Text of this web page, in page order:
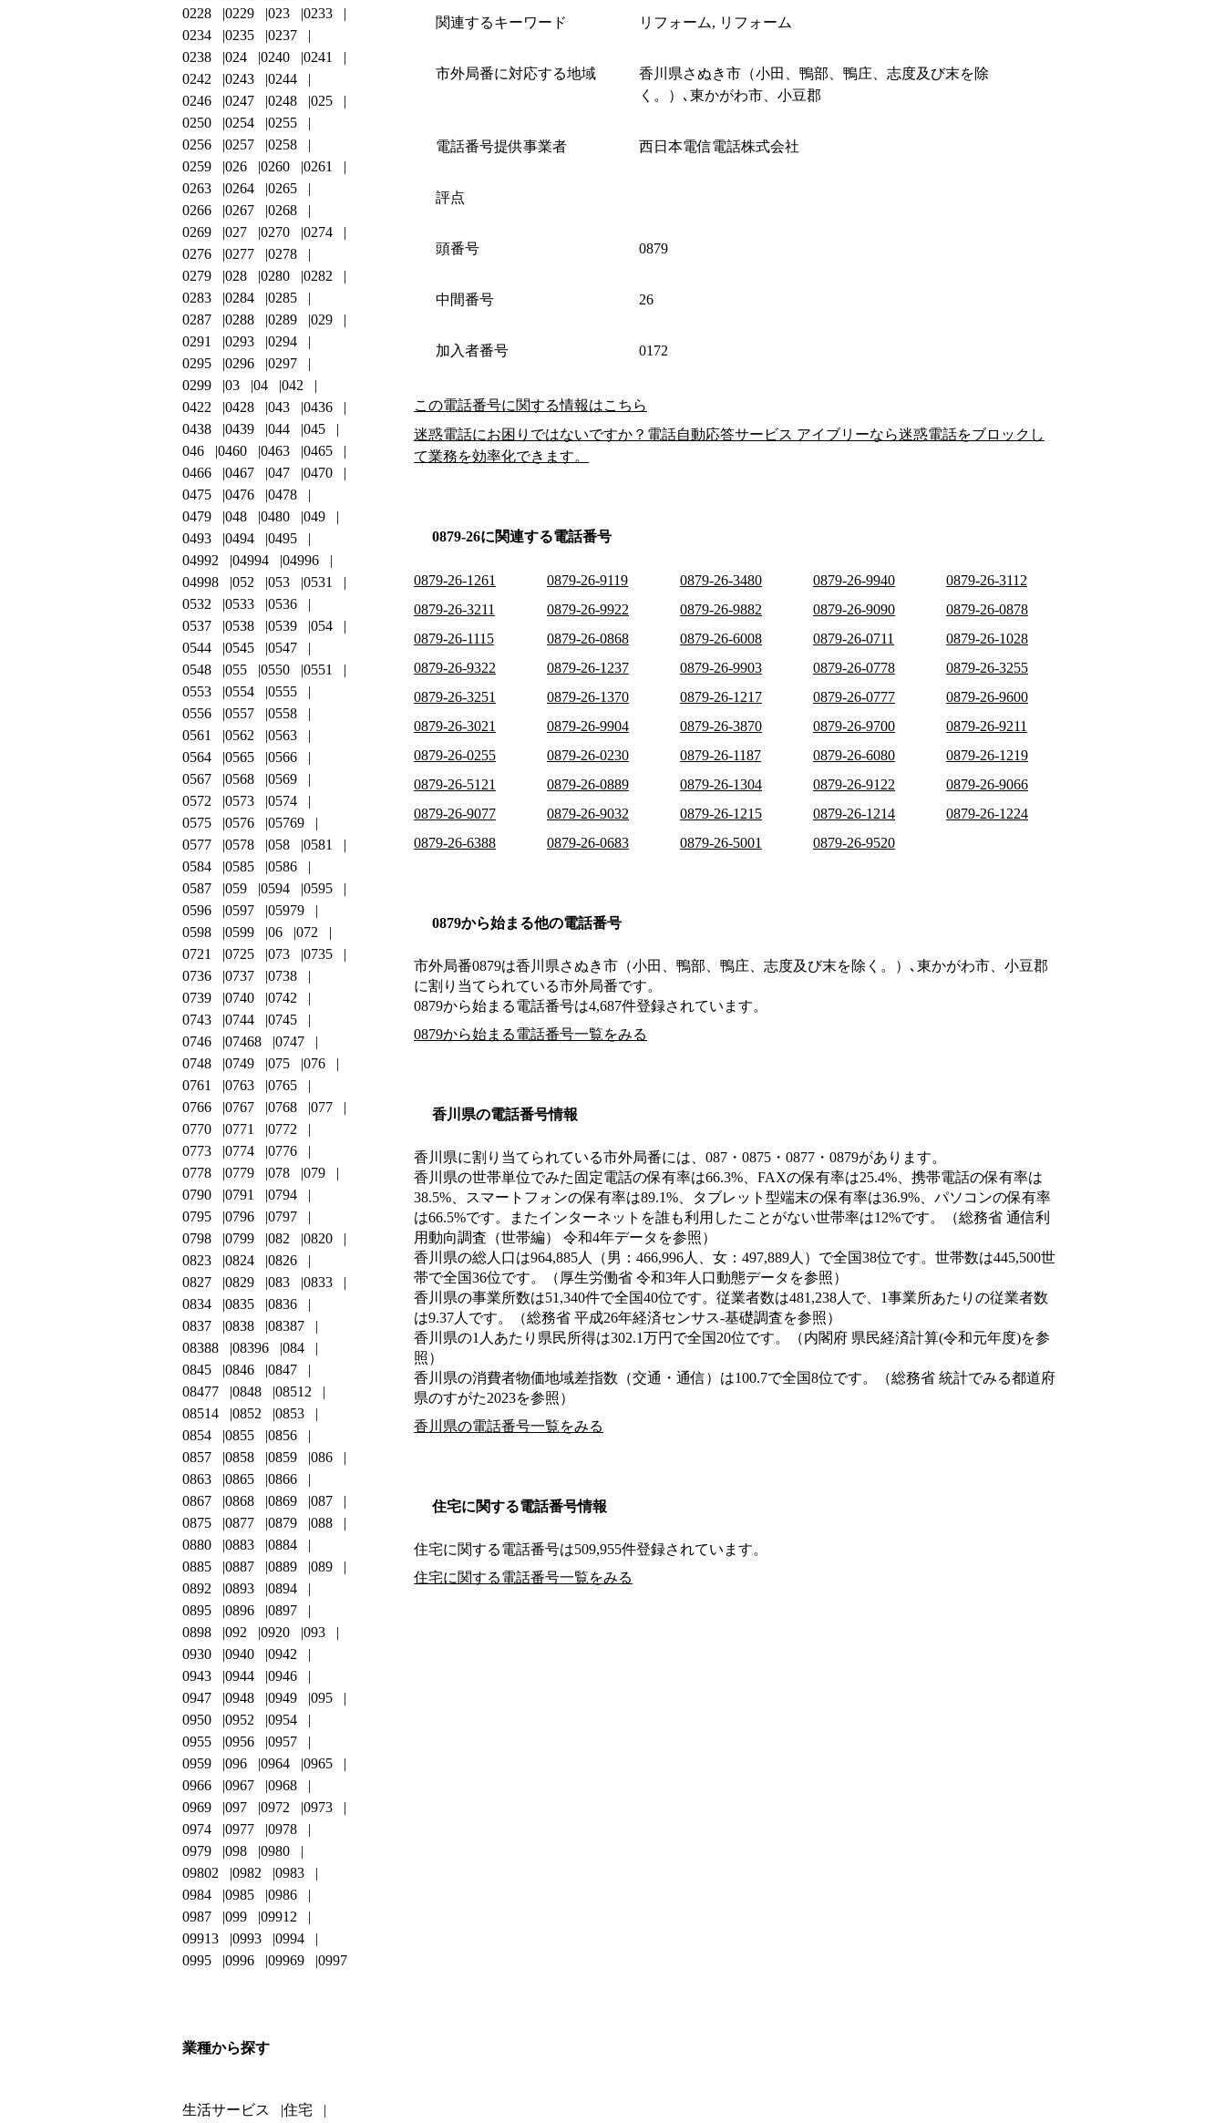
関連するキーワード リフォーム, リフォーム
市外局番に対応する地域
香川県さぬき市（小田、鴨部、鴨庄、志度及び末を除
く。）､東かがわ市、小豆郡
電話番号提供事業者 西日本電信電話株式会社
評点
頭番号 0879
中間番号 26
加入者番号 0172
この電話番号に関する情報はこちら
迷惑電話にお困りではないですか？電話自動応答サービス アイブリーなら迷惑電話をブロックし
て業務を効率化できます。
0879-26に関連する電話番号
0879-26-1261 0879-26-9119 0879-26-3480 0879-26-9940
0879-26-3112
0879-26-3211
0879-26-9922 0879-26-9882 0879-26-9090
0879-26-0878
0879-26-1115
0879-26-0868 0879-26-6008 0879-26-0711
0879-26-1028
0879-26-9322
0879-26-1237 0879-26-9903 0879-26-0778
0879-26-3255
0879-26-3251
0879-26-1370 0879-26-1217 0879-26-0777
0879-26-9600
0879-26-3021
0879-26-9904 0879-26-3870 0879-26-9700
0879-26-9211
0879-26-0255
0879-26-0230 0879-26-1187 0879-26-6080
0879-26-1219
0879-26-5121
0879-26-0889 0879-26-1304 0879-26-9122
0879-26-9066
0879-26-9077
0879-26-9032 0879-26-1215 0879-26-1214
0879-26-1224
0879-26-6388
0879-26-0683 0879-26-5001 0879-26-9520
0879から始まる他の電話番号
市外局番0879は香川県さぬき市（小田、鴨部、鴨庄、志度及び末を除く。）､東かがわ市、小豆郡
に割り当てられている市外局番です。
0879から始まる電話番号は4,687件登録されています。
0879から始まる電話番号一覧をみる
香川県の電話番号情報
香川県に割り当てられている市外局番には、087・0875・0877・0879があります。
香川県の世帯単位でみた固定電話の保有率は66.3%、FAXの保有率は25.4%、携帯電話の保有率は
38.5%、スマートフォンの保有率は89.1%、タブレット型端末の保有率は36.9%、パソコンの保有率
は66.5%です。またインターネットを誰も利用したことがない世帯率は12%です。（総務省 通信利
用動向調査（世帯編） 令和4年データを参照）
香川県の総人口は964,885人（男：466,996人、女：497,889人）で全国38位です。世帯数は445,500世
帯で全国36位です。（厚生労働省 令和3年人口動態データを参照）
香川県の事業所数は51,340件で全国40位です。従業者数は481,238人で、1事業所あたりの従業者数
は9.37人です。（総務省 平成26年経済センサス‐基礎調査を参照）
香川県の1人あたり県民所得は302.1万円で全国20位です。（内閣府 県民経済計算(令和元年度)を参
照）
香川県の消費者物価地域差指数（交通・通信）は100.7で全国8位です。（総務省 統計でみる都道府
県のすがた2023を参照）
香川県の電話番号一覧をみる
住宅に関する電話番号情報
住宅に関する電話番号は509,955件登録されています。
住宅に関する電話番号一覧をみる
0228
0229 023
0233
0234
0235
0237
0238
024 0240
0241
0242
0243
0244
0246
0247 0248
025
0250
0254
0255
0256
0257
0258
0259
026 0260
0261
0263
0264
0265
0266
0267
0268
0269
027 0270
0274
0276
0277
0278
0279
028 0280
0282
0283
0284
0285
0287
0288 0289
029
0291
0293
0294
0295
0296
0297
0299
03 04
042
0422
0428 043
0436
0438
0439 044
045
046
0460 0463
0465
0466
0467 047
0470
0475
0476
0478
0479
048 0480
049
0493
0494
0495
04992
04994
04996
04998
052 053
0531
0532
0533
0536
0537
0538 0539
054
0544
0545
0547
0548
055 0550
0551
0553
0554
0555
0556
0557
0558
0561
0562
0563
0564
0565
0566
0567
0568
0569
0572
0573
0574
0575
0576
05769
0577
0578 058
0581
0584
0585
0586
0587
059 0594
0595
0596
0597
05979
0598
0599 06
072
0721
0725 073
0735
0736
0737
0738
0739
0740
0742
0743
0744
0745
0746
07468
0747
0748
0749 075
076
0761
0763
0765
0766
0767 0768
077
0770
0771
0772
0773
0774
0776
0778
0779 078
079
0790
0791
0794
0795
0796
0797
0798
0799 082
0820
0823
0824
0826
0827
0829 083
0833
0834
0835
0836
0837
0838
08387
08388
08396
084
0845
0846
0847
08477
0848
08512
08514
0852
0853
0854
0855
0856
0857
0858 0859
086
0863
0865
0866
0867
0868 0869
087
0875
0877 0879
088
0880
0883
0884
0885
0887 0889
089
0892
0893
0894
0895
0896
0897
0898
092 0920
093
0930
0940
0942
0943
0944
0946
0947
0948 0949
095
0950
0952
0954
0955
0956
0957
0959
096 0964
0965
0966
0967
0968
0969
097 0972
0973
0974
0977
0978
0979
098
0980
09802
0982
0983
0984
0985
0986
0987
099
09912
09913
0993
0994
0995
0996 09969 0997
業種から探す
生活サービス 住宅